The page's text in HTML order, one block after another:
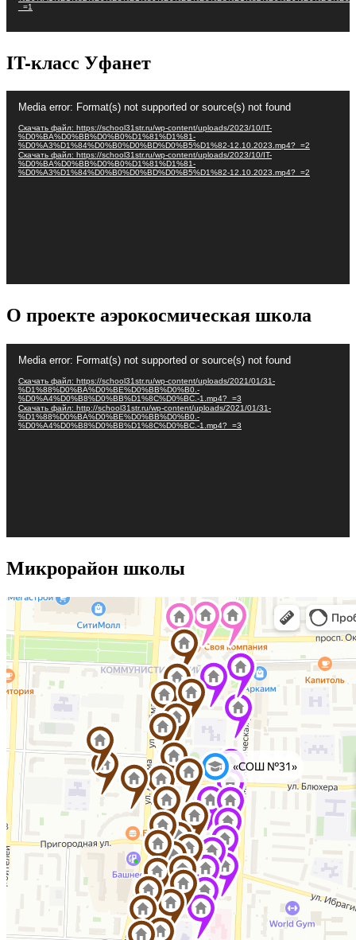
_=1
IT-класс Уфанет
Видеоплеер
Media error: Format(s) not supported or source(s) not found
Скачать файл: https://school31str.ru/wp-content/uploads/2023/10/IT-
%D0%BA%D0%BB%D0%B0%D1%81%D1%81-
%D0%A3%D1%84%D0%B0%D0%BD%D0%B5%D1%82-12.10.2023.mp4?_=2
Скачать файл: https://school31str.ru/wp-content/uploads/2023/10/IT-
%D0%BA%D0%BB%D0%B0%D1%81%D1%81-
%D0%A3%D1%84%D0%B0%D0%BD%D0%B5%D1%82-12.10.2023.mp4?_=2
О проекте аэрокосмическая школа
Видеоплеер
Media error: Format(s) not supported or source(s) not found
Скачать файл: https://school31str.ru/wp-content/uploads/2021/01/31-
%D1%88%D0%BA%D0%BE%D0%BB%D0%B0.-
%D0%A4%D0%B8%D0%BB%D1%8C%D0%BC.-1.mp4?_=3
Скачать файл: http://school31str.ru/wp-content/uploads/2021/01/31-
%D1%88%D0%BA%D0%BE%D0%BB%D0%B0.-
%D0%A4%D0%B8%D0%BB%D1%8C%D0%BC.-1.mp4?_=3
Микрорайон школы